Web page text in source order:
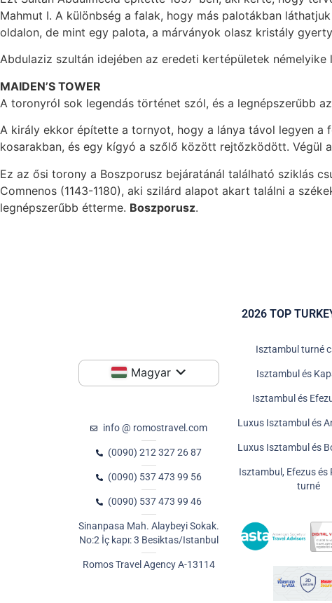
Mahmut I. A különbség a falak, hogy más palotákban
oldalon, de mint egy palota, a márványok olasz kristály
Abdulaziz szultán idejében az eredeti kertépületek
MAIDEN’S TOWER
A toronyról sok legendás történet szól, és a legnépszerűbb
A király ekkor építette a tornyot, hogy a lánya távol legyen a
kosarakban, és egy kígyó a szőlő között rejtőzködött. Végül
Ez az ősi torony a Boszporusz bejáratánál található sziklás
Comnenos (1143-1180), aki szilárd alapot akart találni a
legnépszerűbb étterme. Boszporusz.
Magyar
info @ romostravel.com
(0090) 212 327 26 87
(0090) 537 473 99 56
(0090) 537 473 99 46
Sinanpasa Mah. Alaybeyi Sokak.
No:2 İç kapı: 3 Besiktas/Istanbul
Romos Travel Agency A-13114
2026 TOP
Isztambul turné
Isztambul és
Isztambul és
Luxus Isztambul és
Luxus Isztambul és
Isztambul, Efezus és
turné